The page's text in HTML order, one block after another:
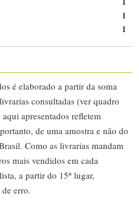
1
1
é elaborado a partir da soma
consultadas (ver quadro
apresentados refletem
de uma amostra e não do
Como as livrarias mandam
mais vendidos em cada
a partir do 15º lugar,
erro.